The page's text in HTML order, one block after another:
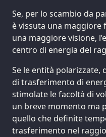
Se, per lo scambio da
è vissuta una maggiore
una maggiore visione,
centro di energia del
Se le entità polarizzate,
di trasferimento di
stimolate le facoltà di
un breve momento ma
quello che definite
trasferimento nel